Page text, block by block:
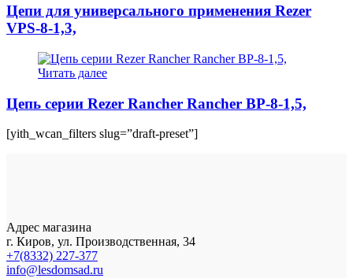
Цепи для универсального применения Rezer
VPS-8-1,3,
Читать далее
Цепь серии Rezer Rancher Rancher BP-8-1,5,
[yith_wcan_filters slug=”draft-preset”]
Адрес магазина
г. Киров, ул. Производственная, 34
+7(8332) 227-377
info@lesdomsad.ru